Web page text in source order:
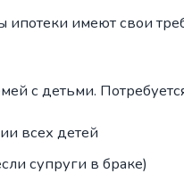
ипотеки имеют свои
с детьми.
всех детей
супруги в браке)